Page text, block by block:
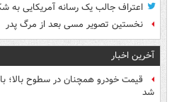
اعتراف جالب یک رسانه آمریکایی
نخستین تصویر مسی بعد از مرگ پدر
آخرین اخبار
قیمت خودرو همچنان در سطوح بالا؛
شد